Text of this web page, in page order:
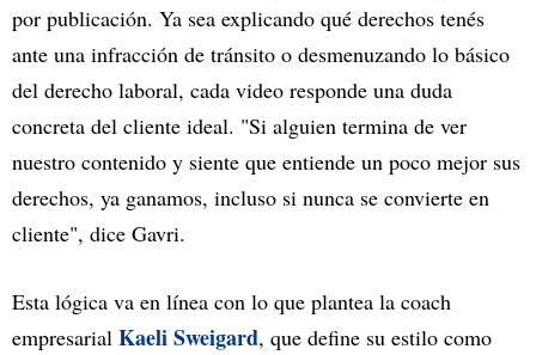
por publicación. Ya sea explicando qué derechos tenés
ante una infracción de tránsito o desmenuzando lo básico
del derecho laboral, cada video responde una duda
concreta del cliente ideal. "Si alguien termina de ver
nuestro contenido y siente que entiende un poco mejor sus
derechos, ya ganamos, incluso si nunca se convierte en
cliente", dice Gavri.
Esta lógica va en línea con lo que plantea la coach
empresarial Kaeli Sweigard, que define su estilo como